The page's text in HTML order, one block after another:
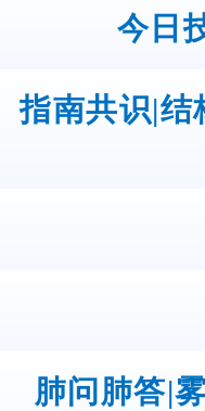
今日
指南共识|结
肺问肺答|